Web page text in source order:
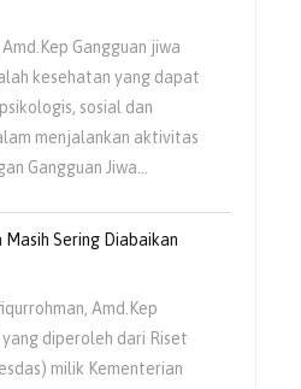
Gangguan jiwa
kesehatan yang dapat
sosial dan
menjalankan aktivitas
Gangguan Jiwa…
Sering Diabaikan
Amd.Kep
diperoleh dari Riset
milik Kementerian